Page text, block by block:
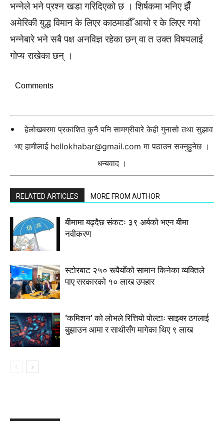
भन्नेले भने प्रश्न खडा गरिदिएको छ । शिर्षकमा भनिए झैँ
अमेरिकी युद्ध विमान के लिएर काठमाडौँ आयो र के लिएर गयो
भन्नेबारे भने सबै पक्ष अनविज्ञ रहेका छन् वा त उक्त विषयलाई
गोप्य राखेका छन् ।
Comments
हेलोखबरमा प्रकाशित कुनै पनि सामग्रीबारे केही गुनासो तथा सुझाव
भए हामीलाई hellokhabar@gmail.com मा पठाउन सक्नुहुनेछ ।
धन्यवाद ।
RELATED ARTICLES MORE FROM AUTHOR
बीमामा बढ्दैछ संकटः ३९ अर्बको भएन बीमा
नवीकरण
स्टाेरबाट २५० रूपैयाँको सामान किनेका व्यक्तिले
पाए सरकारको १० लाख उपहार
‘कमिशन’ को लोभले रित्तियो पोल्टाः साइबर ठगलाई
बुझाउन आमा र साथीसँग मागेका थिए ९ लाख